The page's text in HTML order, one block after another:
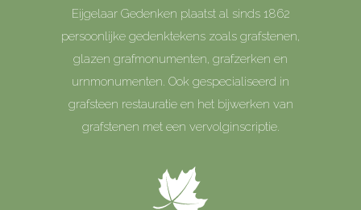
Eijgelaar Gedenken plaatst al sinds 1862
persoonlijke gedenktekens zoals grafstenen,
glazen grafmonumenten, grafzerken en
urnmonumenten. Ook gespecialiseerd in
grafsteen restauratie en het bijwerken van
grafstenen met een vervolginscriptie.